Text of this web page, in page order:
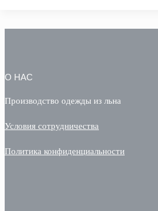
О НАС
Производство одежды из льна
Условия сотрудничества
Политика конфиденциальности